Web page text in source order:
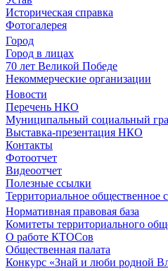
Историческая справка
Фотогалерея
Город
Город в лицах
70 лет Великой Победе
Некоммерческие организации
Новости
Перечень НКО
Муниципальный социальный
Выставка-презентация НКО
Контакты
Фотоотчет
Видеоотчет
Полезные ссылки
Территориальное общественное
Нормативная правовая база
Комитеты территориального
О работе КТОСов
Общественная палата
Конкурс «Знай и люби родной